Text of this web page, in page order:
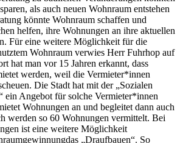
als auch neuen Wohnraum entstehen
könnte Wohnraum schaffen und
helfen, ihre Wohnungen an ihre aktuellen
Für eine weitere Möglichkeit für die
Wohnraum verwies Herr Fuhrhop auf
hat man vor 15 Jahren erkannt, dass
werden, weil die Vermieter*innen
Die Stadt hat mit der „Sozialen
ein Angebot für solche Vermieter*innen
Wohnungen an und begleitet dann auch
werden so 60 Wohnungen vermittelt. Bei
ist eine weitere Möglichkeit
„Draufbauen“. So